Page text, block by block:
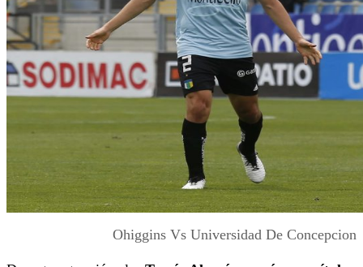
Ohiggins Vs Universidad De Concepcion